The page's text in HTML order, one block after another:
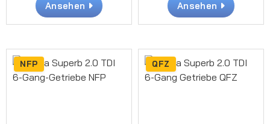
Ansehen Ansehen
NFP QFZ